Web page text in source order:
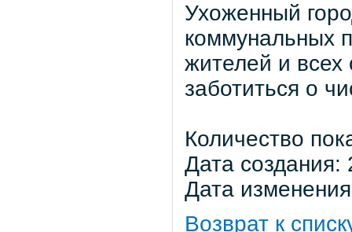
Ухоженный
коммунальных
жителей и всех
заботиться о
Количество
Дата
Дата
Возврат к